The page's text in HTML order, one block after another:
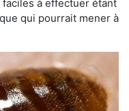
à effectuer étant
qui pourrait mener à